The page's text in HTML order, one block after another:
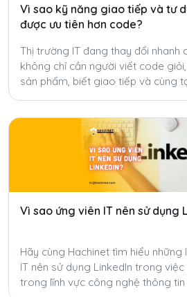
Vì sao kỹ năng giao tiếp và tư
được ưu tiên hơn code?
Thị trường IT đang thay đổi nhanh
không chỉ cần người viết code
sản phẩm, biết giao tiếp và cùng
Vì sao ứng viên IT nên sử dụng
Hãy cùng Hachinet tìm hiểu
IT nên sử dụng LinkedIn trong
trong lĩnh vực công nghệ thông tin